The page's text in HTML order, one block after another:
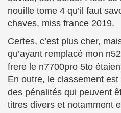
nouille tome 4 qu’il faut
chaves, miss france 2019.
Certes, c’est plus cher,
qu’ayant remplacé mon
frere le n7700pro 5to
En outre, le classement
des pénalités qui peuvent
titres divers et notamment